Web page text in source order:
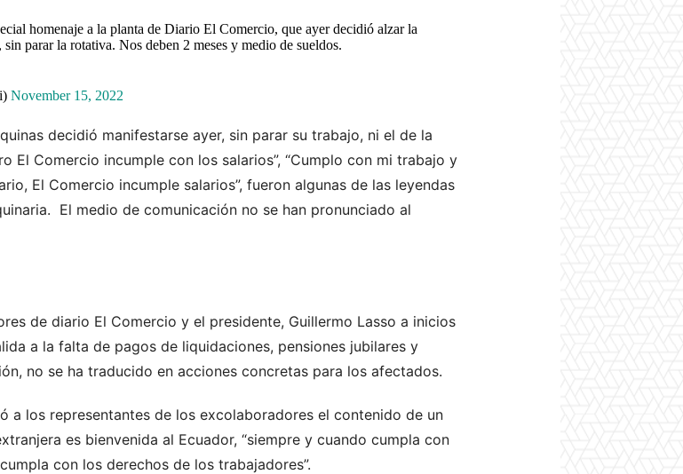
homenaje a la planta de Diario El Comercio, que ayer decidió alzar la
parar la rotativa. Nos deben 2 meses y medio de sueldos.
November 15, 2022
decidió manifestarse ayer, sin parar su trabajo, ni el de la
El Comercio incumple con los salarios”, “Cumplo con mi trabajo y
El Comercio incumple salarios”, fueron algunas de las leyendas
El medio de comunicación no se han pronunciado al
de diario El Comercio y el presidente, Guillermo Lasso a inicios
a la falta de pagos de liquidaciones, pensiones jubilares y
no se ha traducido en acciones concretas para los afectados.
a los representantes de los excolaboradores el contenido de un
es bienvenida al Ecuador, “siempre y cuando cumpla con
con los derechos de los trabajadores”.